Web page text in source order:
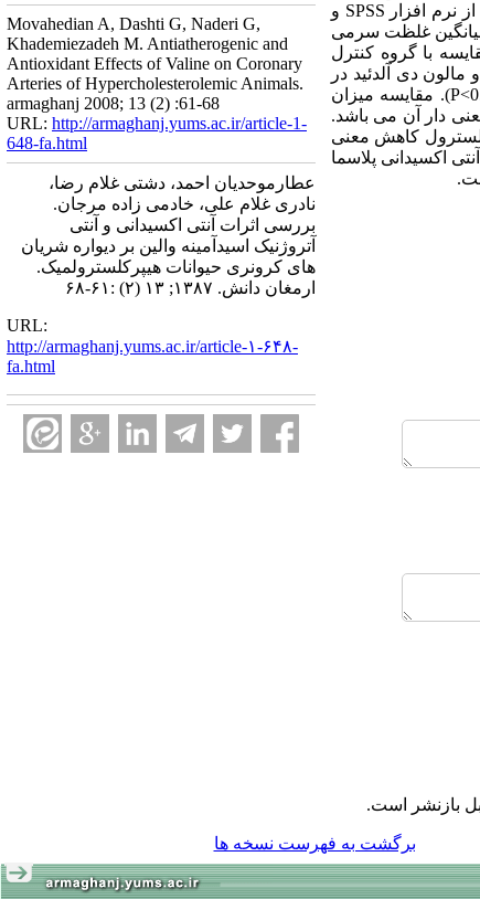
کرونری نیز از نظر میزان تشکیل رگه های چربی مورد ارزیابی قرار گرفت. داده های جمع آوری شده با استفاده از نرم افزار SPSS و
میانگین غلظت سرمی
با گروه کنترل
دی آلدئید در
گروه تحت درمان با اسید آمینه در مقایسه با گروه کنترل پر کلسترول کاهش معنی داری نشان داده است (P<0.05). مقایسه میزان
دار آن می باشد.
کاهش معنی
اکسیدانی پلاسما
Movahedian A, Dashti G, Naderi G,
Khademiezadeh M. Antiatherogenic and
Antioxidant Effects of Valine on Coronary
Arteries of Hypercholesterolemic Animals.
armaghanj 2008; 13 (2) :61-68
URL: http://armaghanj.yums.ac.ir/article-1-
648-fa.html
عطارموحدیان احمد، دشتی غلام رضا،
نادری غلام علی، خادمی زاده مرجان.
بررسی اثرات آنتی اکسیدانی و آنتی
آتروژنیک اسیدآمینه والین بر دیواره شریان
های کرونری حیوانات هیپرکلسترولمیک.
ارمغان دانش. ۱۳۸۷; ۱۳ (۲) :۶۱-۶۸
URL:
http://armaghanj.yums.ac.ir/article-۱-۶۴۸-
fa.html
بازنشر است.
برگشت به فهرست نسخه ها